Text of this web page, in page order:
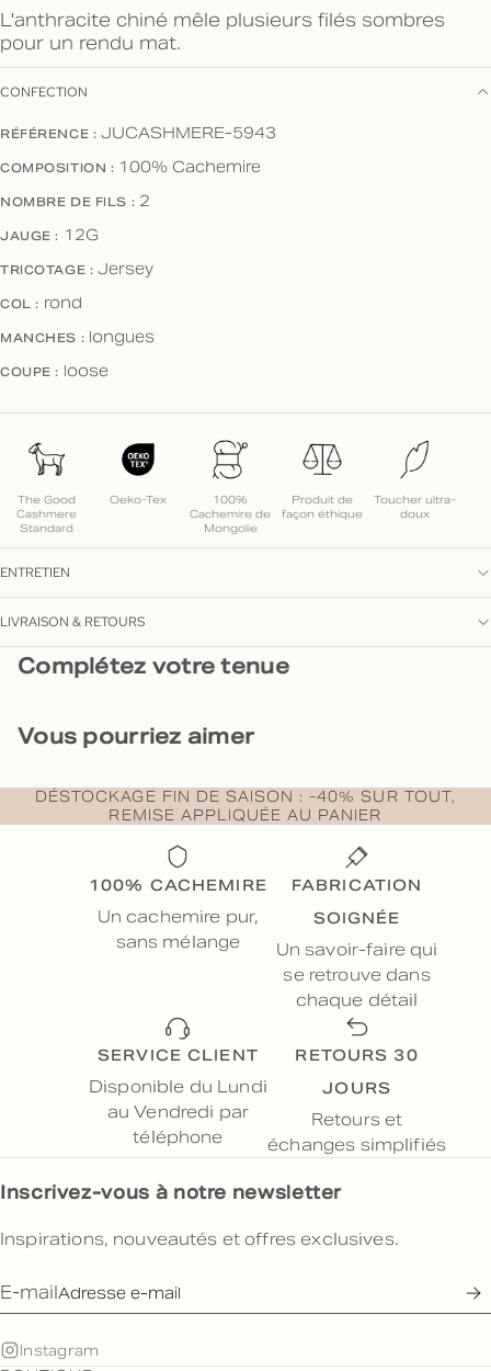
L'anthracite chiné mêle plusieurs filés sombres
pour un rendu mat.
CONFECTION
RÉFÉRENCE : JUCASHMERE-5943
COMPOSITION : 100% Cachemire
NOMBRE DE FILS : 2
JAUGE : 12G
TRICOTAGE : Jersey
COL : rond
MANCHES : longues
COUPE : loose
The Good
Cashmere
Standard
Oeko-Tex
100%
Cachemire de
Mongolie
Produit de
façon éthique
Toucher ultra-
doux
ENTRETIEN
LIVRAISON & RETOURS
Complétez votre tenue
Vous pourriez aimer
DÉSTOCKAGE FIN DE SAISON : -40% SUR TOUT,
REMISE APPLIQUÉE AU PANIER
100% CACHEMIRE
Un cachemire pur,
sans mélange
FABRICATION
SOIGNÉE
Un savoir-faire qui
se retrouve dans
chaque détail
SERVICE CLIENT
Disponible du Lundi
au Vendredi par
téléphone
RETOURS 30
JOURS
Retours et
échanges simplifiés
Inscrivez-vous à notre newsletter
Inspirations, nouveautés et offres exclusives.
E-mail
Instagram